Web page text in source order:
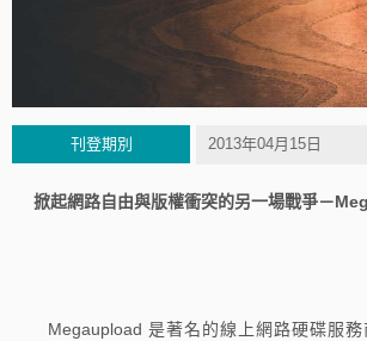
刊登期別 2013年04月15日
掀起網路自由與版權衝突的另一場戰爭－
Megaupload 是著名的線上網路硬碟服務